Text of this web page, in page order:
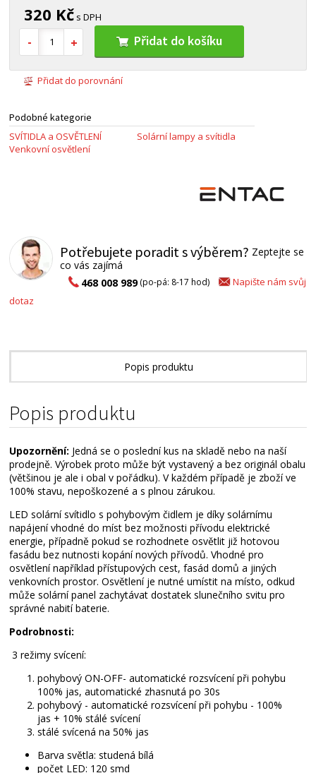
320 Kč s DPH
Přidat do košíku
Přidat do porovnání
Podobné kategorie
SVÍTIDLA a OSVĚTLENÍ
Venkovní osvětlení
Solární lampy a svítidla
Potřebujete poradit s výběrem? Zeptejte se
co vás zajímá
468 008 989(po-pá: 8-17 hod)
Napište nám svůj
dotaz
Popis produktu
Alternativní zboží
Popis produktu
Upozornění: Jedná se o poslední kus na skladě nebo na naší
prodejně. Výrobek proto může být vystavený a bez originál obalu
(většinou je ale i obal v pořádku). V každém případě je zboží ve
100% stavu, nepoškozené a s plnou zárukou.
LED solární svítidlo s pohybovým čidlem je díky solárnímu
napájení vhodné do míst bez možnosti přívodu elektrické
energie, případně pokud se rozhodnete osvětlit již hotovou
fasádu bez nutnosti kopání nových přívodů. Vhodné pro
osvětlení například přístupových cest, fasád domů a jiných
venkovních prostor. Osvětlení je nutné umístit na místo, odkud
může solární panel zachytávat dostatek slunečního svitu pro
správné nabití baterie.
Podrobnosti:
3 režimy svícení:
pohybový ON-OFF- automatické rozsvícení při pohybu
100% jas, automatické zhasnutá po 30s
pohybový - automatické rozsvícení při pohybu - 100%
jas + 10% stálé svícení
stálé svícená na 50% jas
Barva světla: studená bílá
počet LED: 120 smd